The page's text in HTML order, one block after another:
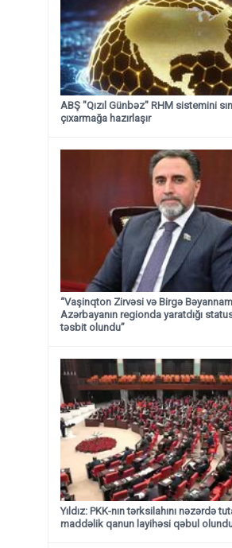
ABŞ "Qızıl Günbəz" RHM sistemini
çıxarmağa hazırlaşır
“Vaşinqton Zirvəsi və Birgə
Azərbayanın regionda yaratdığı
təsbit olundu”
Yıldız: PKK-nın tərksilahını nəzərdə
maddəlik qanun layihəsi qəbul